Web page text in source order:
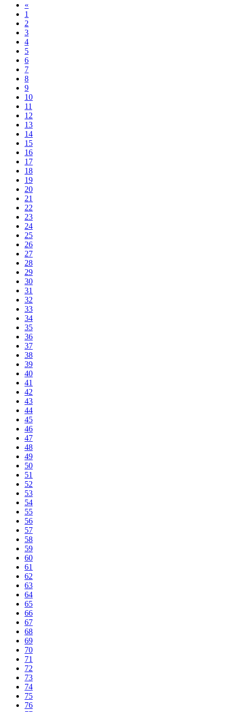
«
1
2
3
4
5
6
7
8
9
10
11
12
13
14
15
16
17
18
19
20
21
22
23
24
25
26
27
28
29
30
31
32
33
34
35
36
37
38
39
40
41
42
43
44
45
46
47
48
49
50
51
52
53
54
55
56
57
58
59
60
61
62
63
64
65
66
67
68
69
70
71
72
73
74
75
76